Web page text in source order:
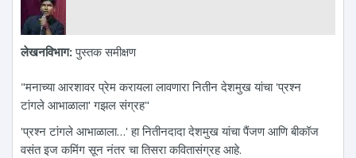
लेखनविभाग:पुस्तक समीक्षण
"मनाच्या आरशावर प्रेम करायला लावणारा नितीन देशमुख यांचा 'प्रश्न
टांगले आभाळाला' गझल संग्रह"
'प्रश्न टांगले आभाळाला…' हा नितीनदादा देशमुख यांचा पैंजण आणि बीकॉज
वसंत इज कमिंग सून नंतर चा तिसरा कवितासंग्रह आहे.